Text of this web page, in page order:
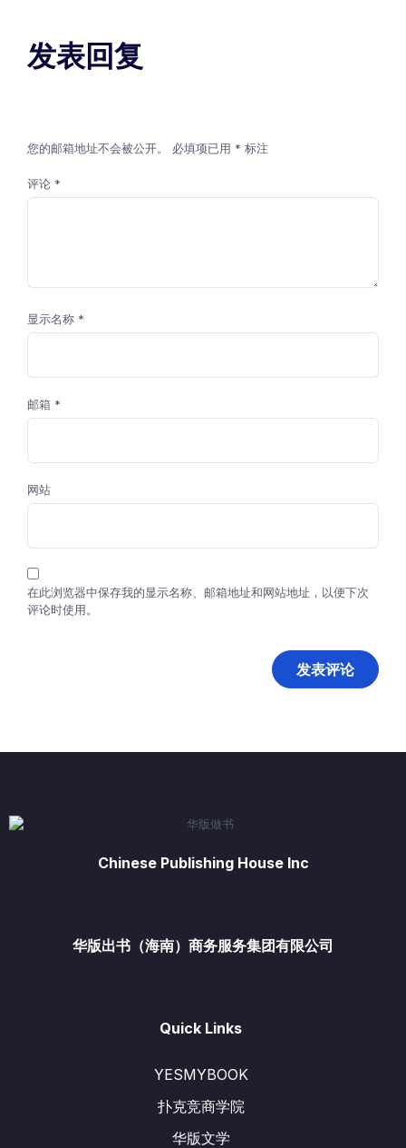
发表回复
您的邮箱地址不会被公开。 必填项已用 * 标注
评论 *
显示名称 *
邮箱 *
网站
在此浏览器中保存我的显示名称、邮箱地址和网站地址，以便下次
评论时使用。
Chinese Publishing House Inc
华版出书（海南）商务服务集团有限公司
Quick Links
YESMYBOOK
扑克竞商学院
华版文学